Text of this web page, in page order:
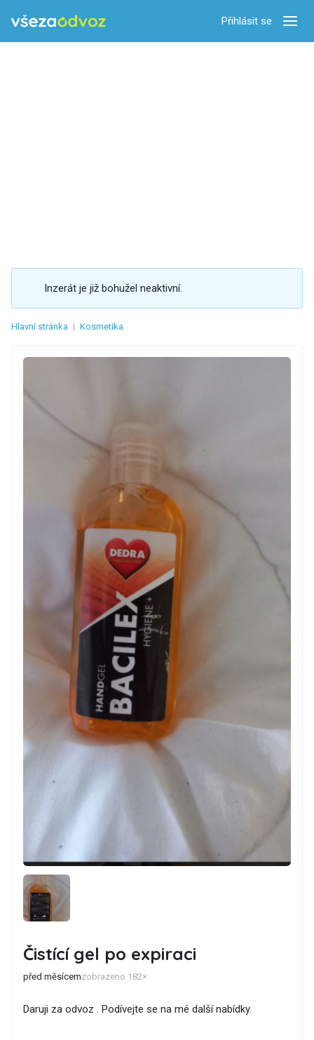
Přihlásit se
Inzerát je již bohužel neaktivní.
Hlavní stránka | Kosmetika
Čistící gel po expiraci
před měsícemzobrazeno 182×
Daruji za odvoz . Podívejte se na mé další nabídky.